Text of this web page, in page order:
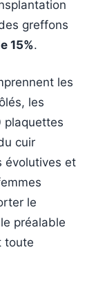
greffons
15%.
les
les
plaquettes
cuir
évolutives et
le
préalable
toute